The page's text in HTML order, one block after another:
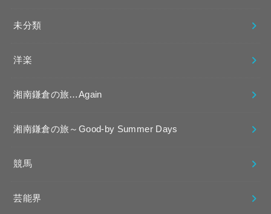
未分類
洋楽
湘南鎌倉の旅…Again
湘南鎌倉の旅～Good-by Summer Days
競馬
芸能界